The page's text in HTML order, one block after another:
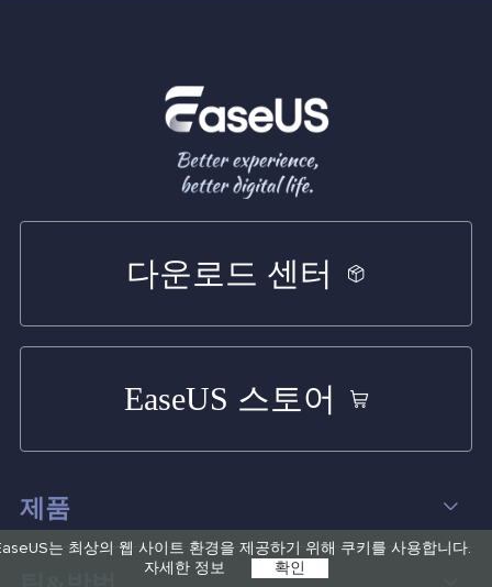
는 최상의 웹 사이트 환경을 제공하기 위해 쿠키를 사용합니다.
자세한 정보
확인
다운로드 센터
EaseUS 스토어
제품
데이터 복구